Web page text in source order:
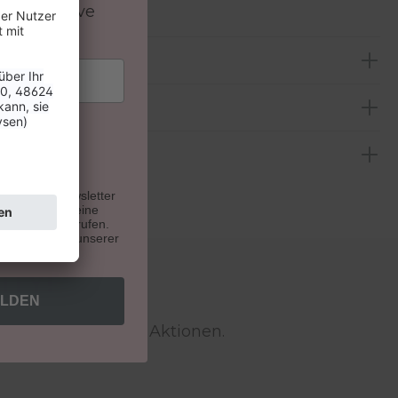
& exklusive Aktionen.
exklusive
unseren Newsletter
Du kannst deine
widerrufen.
du auf unserer